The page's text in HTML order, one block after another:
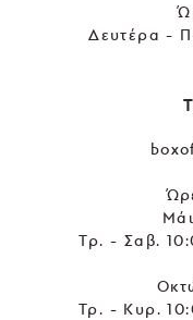
Δευτέρα -
Τρ. - Σαβ.
Τρ. - Κυρ.